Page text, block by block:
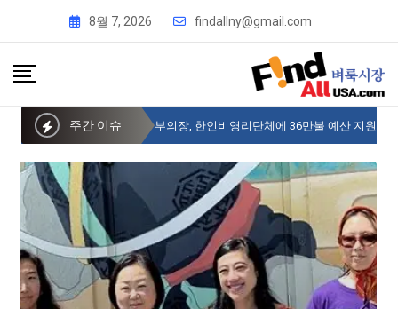
8월 7, 2026 findallny@gmail.com
주간 이슈
뉴욕시의회 샌드라 황 부의장, 한인비영리단체에 36만불 예산 지원